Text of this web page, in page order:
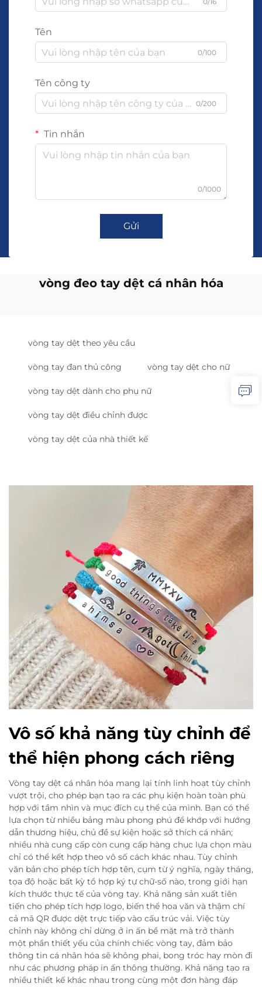
Tên
0/100
Tên công ty
0/200
Tin nhắn
0/1000
Gửi
vòng đeo tay dệt cá nhân hóa
vòng tay dệt theo yêu cầu
vòng tay đan thủ công vòng tay dệt cho nữ
vòng tay dệt dành cho phụ nữ
vòng tay dệt điều chỉnh được
vòng tay dệt của nhà thiết kế
Vô số khả năng tùy chỉnh để
thể hiện phong cách riêng
Vòng tay dệt cá nhân hóa mang lại tính linh hoạt tùy chỉnh
vượt trội, cho phép bạn tạo ra các phụ kiện hoàn toàn phù
hợp với tầm nhìn và mục đích cụ thể của mình. Bạn có thể
lựa chọn từ nhiều bảng màu phong phú để khớp với hướng
dẫn thương hiệu, chủ đề sự kiện hoặc sở thích cá nhân;
nhiều nhà cung cấp còn cung cấp hàng chục lựa chọn màu
chỉ có thể kết hợp theo vô số cách khác nhau. Tùy chỉnh
văn bản cho phép tích hợp tên, cụm từ ý nghĩa, ngày tháng,
tọa độ hoặc bất kỳ tổ hợp ký tự chữ-số nào, trong giới hạn
kích thước thực tế của vòng tay. Khả năng sản xuất tiên
tiến cho phép tích hợp logo, biến thể hoa văn và thậm chí
cả mã QR được dệt trực tiếp vào cấu trúc vải. Việc tùy
chỉnh này không chỉ dừng ở in ấn bề mặt mà trở thành
một phần thiết yếu của chính chiếc vòng tay, đảm bảo
thông tin cá nhân hóa sẽ không phai, bong tróc hay mòn đi
như các phương pháp in ấn thông thường. Khả năng tạo ra
nhiều thiết kế khác nhau trong cùng một đơn hàng đáp